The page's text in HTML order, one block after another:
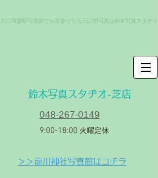
川口市蕨駅写真館でお宮参り七五三証明写真は鈴木写真スタヂオ
​鈴木写真スタヂオ-芝店
048-267-0149
9:00-18:00 火曜定休
＞＞前川神社写真館はコチラ